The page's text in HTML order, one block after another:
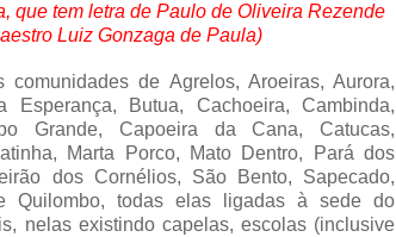
que tem letra de Paulo de Oliveira Rezende
Luiz Gonzaga de Paula)
de Agrelos, Aroeiras, Aurora,
Butua, Cachoeira, Cambinda,
Grande, Capoeira da Cana, Catucas,
Marta Porco, Mato Dentro, Pará dos
dos Cornélios, São Bento, Sapecado,
Quilombo, todas elas ligadas à sede do
nelas existindo capelas, escolas (inclusive